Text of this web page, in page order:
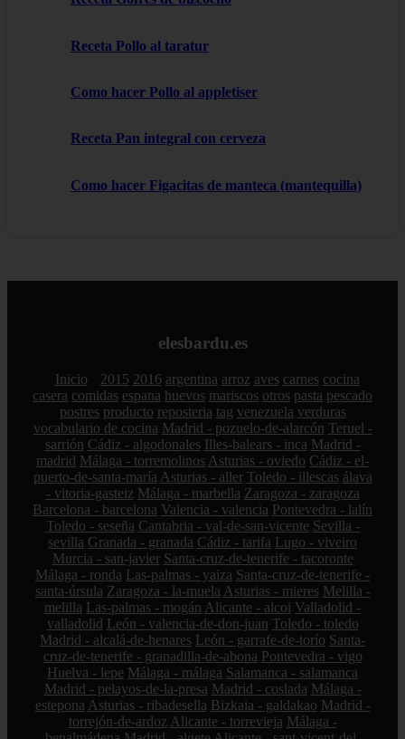
Receta Pollo al taratur
Como hacer Pollo al appletiser
Receta Pan integral con cerveza
Como hacer Figacitas de manteca (mantequilla)
elesbardu.es
Inicio 2015 2016 argentina arroz aves carnes cocina
casera comidas espana huevos mariscos otros pasta pescado
postres producto reposteria tag venezuela verduras
vocabulario de cocina Madrid - pozuelo-de-alarcón Teruel -
sarrión Cádiz - algodonales Illes-balears - inca Madrid -
madrid Málaga - torremolinos Asturias - oviedo Cádiz - el-
puerto-de-santa-maría Asturias - aller Toledo - illescas álava
- vitoria-gasteiz Málaga - marbella Zaragoza - zaragoza
Barcelona - barcelona Valencia - valencia Pontevedra - lalín
Toledo - seseña Cantabria - val-de-san-vicente Sevilla -
sevilla Granada - granada Cádiz - tarifa Lugo - viveiro
Murcia - san-javier Santa-cruz-de-tenerife - tacoronte
Málaga - ronda Las-palmas - yaiza Santa-cruz-de-tenerife -
santa-úrsula Zaragoza - la-muela Asturias - mieres Melilla -
melilla Las-palmas - mogán Alicante - alcoi Valladolid -
valladolid León - valencia-de-don-juan Toledo - toledo
Madrid - alcalá-de-henares León - garrafe-de-torío Santa-
cruz-de-tenerife - granadilla-de-abona Pontevedra - vigo
Huelva - lepe Málaga - málaga Salamanca - salamanca
Madrid - pelayos-de-la-presa Madrid - coslada Málaga -
estepona Asturias - ribadesella Bizkaia - galdakao Madrid -
torrejón-de-ardoz Alicante - torrevieja Málaga -